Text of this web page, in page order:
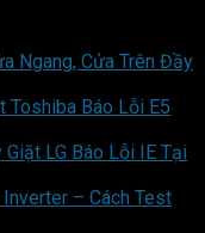
Ngang, Cửa Trên Đầy
Toshiba Báo Lỗi E5
LG Báo Lỗi IE Tại
– Cách Test